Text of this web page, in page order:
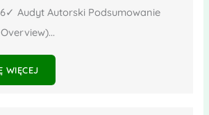
Audyt Autorski Podsumowanie
WIĘCEJ